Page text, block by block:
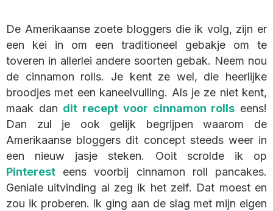
De Amerikaanse zoete bloggers die ik volg, zijn er
een kei in om een traditioneel gebakje om te
toveren in allerlei andere soorten gebak. Neem nou
de cinnamon rolls. Je kent ze wel, die heerlijke
broodjes met een kaneelvulling. Als je ze niet kent,
maak dan dit recept voor cinnamon rolls eens!
Dan zul je ook gelijk begrijpen waarom de
Amerikaanse bloggers dit concept steeds weer in
een nieuw jasje steken. Ooit scrolde ik op
Pinterest eens voorbij cinnamon roll pancakes.
Geniale uitvinding al zeg ik het zelf. Dat moest en
zou ik proberen. Ik ging aan de slag met mijn eigen